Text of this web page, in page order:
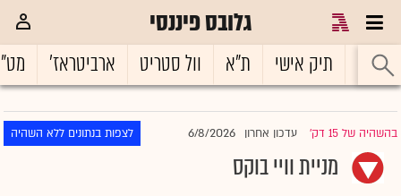
גלובס פיננסי
ראשי תיק אישי ת"א וול סטריט ארביטראז'
בהשהיה של 15 דק' |עדכון אחרון 6/8/2026 לצפות בנתונים ללא השהיה
מניית וויי בוקס